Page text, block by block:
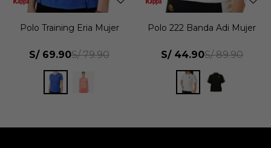
Polo Training Eria Mujer
S/ 69.90S/ 79.90
Polo 222 Banda Adi Mujer
S/ 44.90S/ 89.90